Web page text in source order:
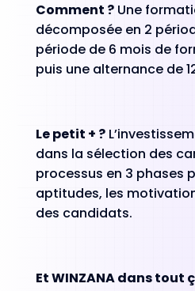
Comment ? Une
décomposée en 2
période de 6 mois de
puis une alternance de
Le petit + ?
dans la sélection des
processus en 3 phases
aptitudes, les
des candidats.
Et WINZANA dans tout